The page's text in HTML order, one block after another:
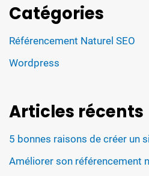
Catégories
Référencement Naturel SEO
Wordpress
Articles récents
5 bonnes raisons de créer un
Améliorer son référencement